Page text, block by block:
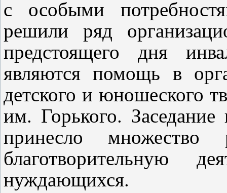
с особыми
решили ряд
предстоящего дня
являются помощь в
детского и юношеского
им. Горького.
принесло множество
благотворительную
нуждающихся.